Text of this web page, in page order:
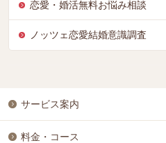
恋愛・婚活無料お悩み相談
ノッツェ恋愛結婚意識調査
サービス案内
料金・コース